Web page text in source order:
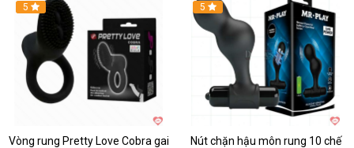
5
Vòng rung Pretty Love Cobra gai
Hot
5
Nút chặn hậu môn rung 10 chế